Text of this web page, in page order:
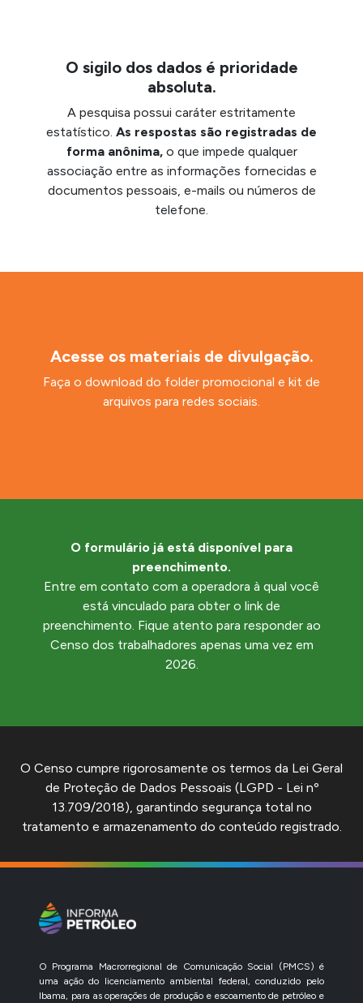
O sigilo dos dados é prioridade
absoluta.
A pesquisa possui caráter estritamente
estatístico. As respostas são registradas de
forma anônima,o que impede qualquer
associação entre as informações fornecidas e
documentos pessoais, e-mails ou números de
telefone.
Acesse os materiais de divulgação.
Faça o download do folder promocional e kit de
arquivos para redes sociais.
O formulário já está disponível para
preenchimento.
Entre em contato com a operadora à qual você
está vinculado para obter o link de
preenchimento. Fique atento para responder ao
Censo dos trabalhadores apenas uma vez em
2026.
O Censo cumpre rigorosamente os termos da Lei Geral
de Proteção de Dados Pessoais (LGPD - Lei nº
13.709/2018), garantindo segurança total no
tratamento e armazenamento do conteúdo registrado.
O Programa Macrorregional de Comunicação Social (PMCS) é
uma ação do licenciamento ambiental federal, conduzido pelo
Ibama, para as operações de produção e escoamento de petróleo e